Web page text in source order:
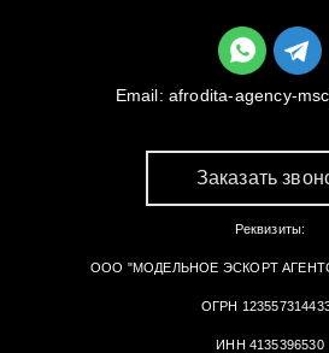
Email: afrodita-agency-
Заказать
Реквизиты:
ООО "МОДЕЛЬНОЕ ЭСКОРТ
ОГРН
ИНН 4135396530